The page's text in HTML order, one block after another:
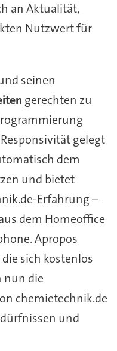
an Aktualität,
Nutzwert für
seinen
gerechten zu
gelegt
dem
und bietet
Erfahrung –
dem Homeoffice
Apropos
sich kostenlos
nun die
chemietechnik.de
und